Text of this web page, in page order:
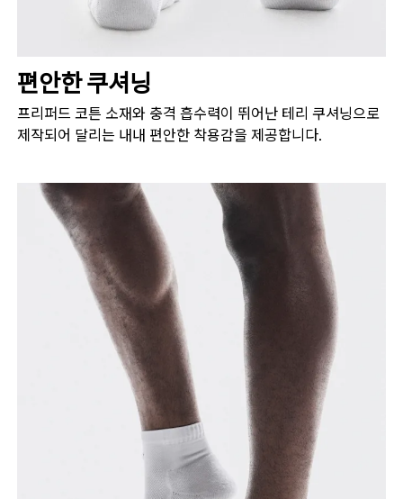
편안한 쿠셔닝
프리퍼드 코튼 소재와 충격 흡수력이 뛰어난 테리 쿠셔닝으로
제작되어 달리는 내내 편안한 착용감을 제공합니다.